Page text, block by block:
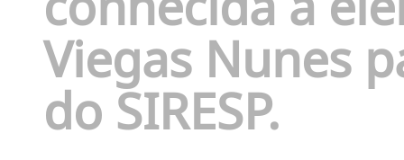
Viegas Nunes
do SIRESP.